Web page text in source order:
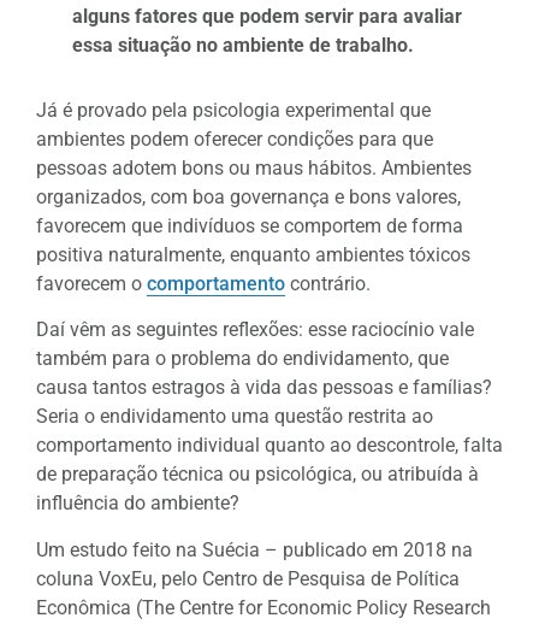
alguns fatores que podem servir para avaliar
essa situação no ambiente de trabalho.
Já é provado pela psicologia experimental que
ambientes podem oferecer condições para que
pessoas adotem bons ou maus hábitos. Ambientes
organizados, com boa governança e bons valores,
favorecem que indivíduos se comportem de forma
positiva naturalmente, enquanto ambientes tóxicos
favorecem o comportamento contrário.
Daí vêm as seguintes reflexões: esse raciocínio vale
também para o problema do endividamento, que
causa tantos estragos à vida das pessoas e famílias?
Seria o endividamento uma questão restrita ao
comportamento individual quanto ao descontrole, falta
de preparação técnica ou psicológica, ou atribuída à
influência do ambiente?
Um estudo feito na Suécia – publicado em 2018 na
coluna VoxEu, pelo Centro de Pesquisa de Política
Econômica (The Centre for Economic Policy Research